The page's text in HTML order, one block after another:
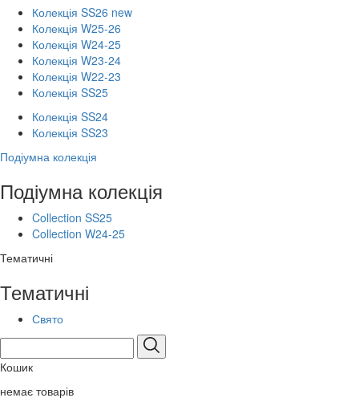
Колекція SS26 new
Колекція W25-26
Колекція W24-25
Колекція W23-24
Колекція W22-23
Колекція SS25
Колекція SS24
Колекція SS23
Подіумна колекція
Подіумна колекція
Collection SS25
Collection W24-25
Тематичні
Тематичні
Свято
Кошик
немає товарів